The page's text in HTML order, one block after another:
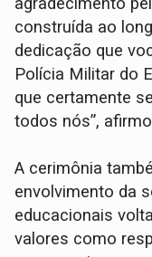
construída ao
dedicação que
Polícia Militar do
que certamente
todos nós”,
A cerimônia
envolvimento da
educacionais
valores como